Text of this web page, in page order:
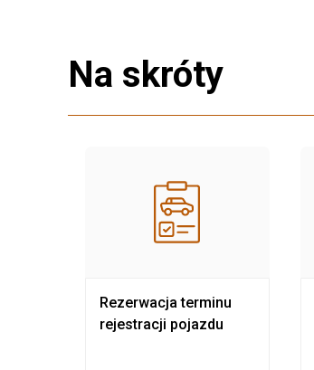
Na skróty
Rezerwacja terminu
rejestracji pojazdu